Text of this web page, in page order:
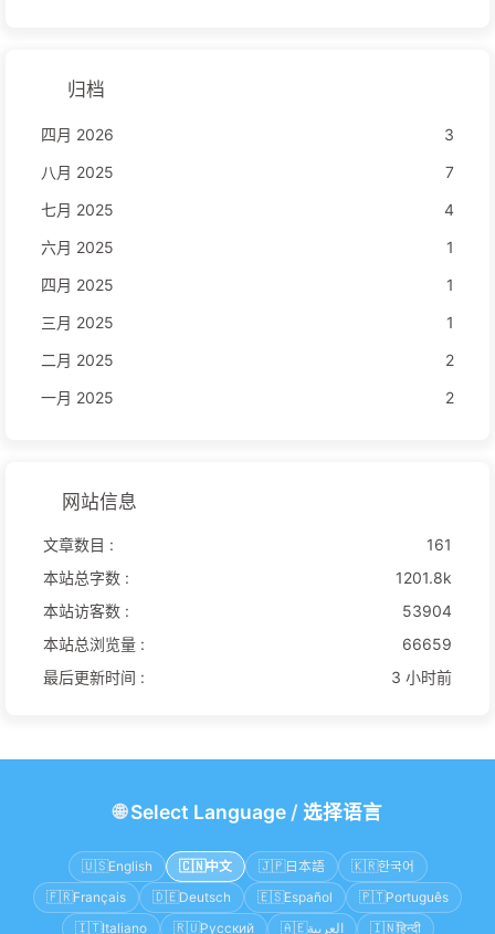
归档
四月 2026
3
八月 2025
7
七月 2025
4
六月 2025
1
四月 2025
1
三月 2025
1
二月 2025
2
一月 2025
2
网站信息
文章数目 :
161
本站总字数 :
1201.8k
本站访客数 :
53904
本站总浏览量 :
66659
最后更新时间 :
3 小时前
🌐Select Language/ 选择语言
🇺🇸English 🇨🇳 中文 🇯🇵日本語 🇰🇷한국어
🇫🇷Français 🇩🇪Deutsch 🇪🇸Español 🇵🇹Português
🇮🇹Italiano 🇷🇺Русский 🇦🇪العربية 🇮🇳हिन्दी